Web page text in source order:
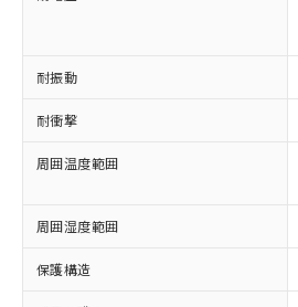
耐振動
耐衝撃
周囲温度範囲
周囲湿度範囲
保護構造
在庫状況および標準
記載している更新日時
タに基づき作成され
覧された時点での実
準価格とは異なる場合
正式な納期状況およ
様のお取引先、また
ムロン制御機器販売
オムロン制御機器販
販売ネットワー
むを得ず変更することがあ
鉛(Pb) 1000ppm以下、 水銀(Hg)
六価クロム(Cr(Ⅵ)) 1000ppm以下、
類(PBB) 1000ppm以下、ポリ臭化
ルベンジル（BBP） 1000ppm以下
（DBP） 1000ppm以下、フタル
但し、RoHS指令で産業用監視および
適用除外項目は除く。
フタル酸エステル類の４物質につい
図的な使用がないことを確認してい
*中国RoHS10物質の基準値 (GB/
Pb(鉛) :1000ppm、 Hg(水銀) :
Cr(Ⅵ)(六価クロム) : 1000ppm、
ニル類) : 1000ppm、 PBDEs(ポリ
ル類) : 1000ppm、
DBP(フタル酸ジブチル) : 1000ppm
イソブチル) : 1000ppm、 BBP(フタ
DEHP(フタル酸ビス(2-エチルヘキシ
為替および外国貿易
（以下｢規制貨物等」
または国外への提供
国政府の輸出許可(ま
可)を取得するなどの
当社は規制貨物を破
全に破砕するなど、
いよう必要な手段を講
当社は貴社製品を、
ル、化学兵器、生物
武器並びにこれらの
一定数以上の在庫
一定数には満たな
在庫なし(最新の
いては、お客様
たはお客様担当